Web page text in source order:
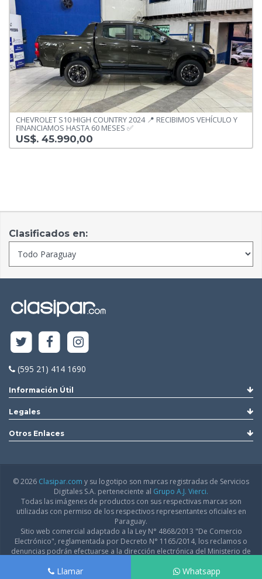
CHEVROLET S10 HIGH COUNTRY 2024 📍 RECIBIMOS VEHÍCULO Y
FINANCIAMOS HASTA 60 MESES ✅️
US$. 45.990,00
Llamar Whatsapp
Clasificados en:
(595 21) 414 1690
Información Útil
Legales
Otros Enlaces
© 2026 Clasipar.com y su logotipo son marcas registradas de Servicios
Digitales S.A. perteneciente al Grupo A.J. Vierci.
Todas las imágenes de productos con sus respectivas marcas son
utilizadas con permiso de los respectivos representantes oficiales en
Paraguay.
Sitio web comercial adaptado a la Ley N° 4868/2013 "De Comercio
Electrónico", reglamentada por Decreto N° 1165/2014, los reclamos o
denuncias podrán efectuarse a la dirección electrónica del Ministerio de